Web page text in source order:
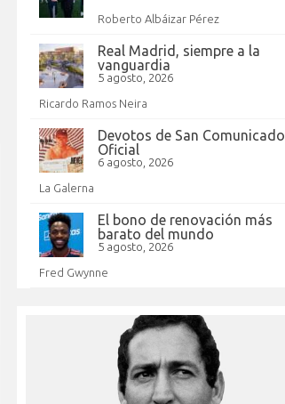
Roberto Albáizar Pérez
Real Madrid, siempre a la
vanguardia
5 agosto, 2026
Ricardo Ramos Neira
Devotos de San Comunicado
Oficial
6 agosto, 2026
La Galerna
El bono de renovación más
barato del mundo
5 agosto, 2026
Fred Gwynne